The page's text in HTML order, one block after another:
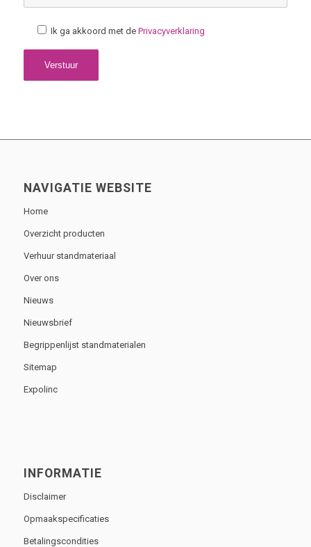
Ik ga akkoord met de Privacyverklaring
NAVIGATIE WEBSITE
Home
Overzicht producten
Verhuur standmateriaal
Over ons
Nieuws
Nieuwsbrief
Begrippenlijst standmaterialen
Sitemap
Expolinc
INFORMATIE
Disclaimer
Opmaakspecificaties
Betalingscondities